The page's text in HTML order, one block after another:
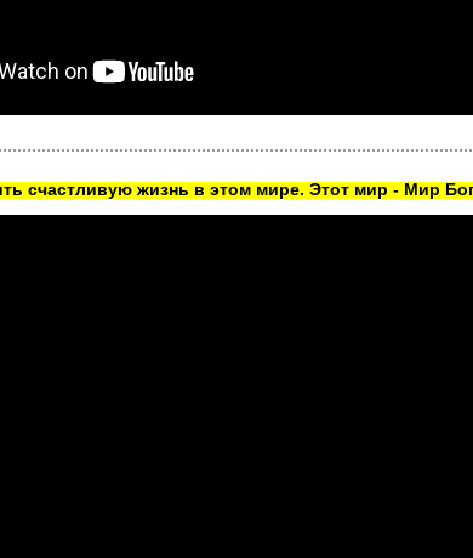
счастливую жизнь в этом мире. Этот мир - Мир